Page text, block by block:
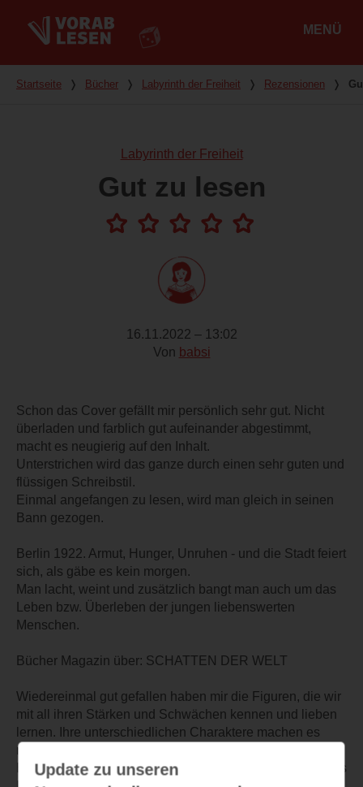
MENÜ
Du bist hier
Startseite ❭ Bücher ❭ Labyrinth der Freiheit ❭ Rezensionen ❭
Labyrinth der Freiheit
Gut zu lesen
16.11.2022 – 13:02
Von babsi
Schon das Cover gefällt mir persönlich sehr gut. Nicht
überladen und farblich gut aufeinander abgestimmt,
macht es neugierig auf den Inhalt.
Unterstrichen wird das ganze durch einen sehr guten und
flüssigen Schreibstil.
Einmal angefangen zu lesen, wird man gleich in seinen
Bann gezogen.
Berlin 1922. Armut, Hunger, Unruhen - und die Stadt feiert
sich, als gäbe es kein morgen.
Man lacht, weint und zusätzlich bangt man auch um das
Leben bzw. Überleben der jungen liebenswerten
Menschen.
Bücher Magazin über: SCHATTEN DER WELT
Wiedereinmal gut gefallen haben mir die Figuren, die wir
mit all ihren Stärken und Schwächen kennen und lieben
lernen. Ihre unterschiedlichen Charaktere machen es
noch interessanter.
Hiermit möchte ich mich nochmals bei dem Autor Andreas
Update zu unseren